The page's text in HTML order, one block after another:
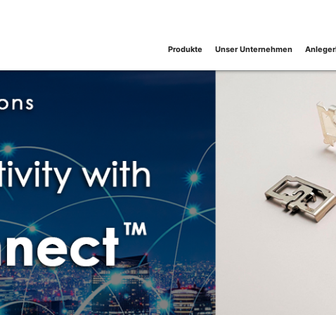
Produkte Unser Unternehmen